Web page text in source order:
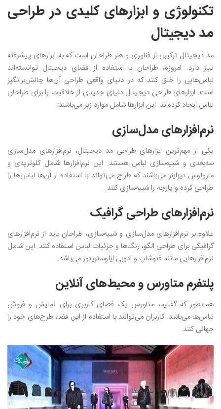
تکنولوژی و ابزارهای کلیدی در طراحی
مد دیجیتال
مد دیجیتال ترکیبی از فناوری و هنر طراحان است که به ابزارهای پیشرفته
نیاز دارد. امروزه، طراحان با استفاده از فضای دیجیتال توانسته‌اند
لباس‌هایی را خلق کنند که در دنیای واقعی طراحی آن‌ها چالش‌برانگیز
است. ابزارهای طراحی دیجیتال دنیای جدیدی از خلاقیت را برای طراحان
لباس ایجاد کرده‌اند. این ابزارها شامل موارد زیر می‌باشند:
نرم‌افزار‌های مدل‌سازی
یکی از مهم‌ترین ابزارهای طراحی مد دیجیتال، نرم‌افزار‌های مدل‌سازی
سه‌بعدی و شبیه‌سازی لباس هستند. این نرم‌افزارها شامل کلو‌تریدی و
مارولوس دیزاینر می‌باشند که طراح می‌تواند با استفاده از آن‌ها لباس‌ها را
طراحی کرده و پارچه را شبیه‌سازی کنند.
نرم‌افزار‌های طراحی گرافیک
علاوه بر نرم‌افزار‌های مدل‌سازی و شبیه‌سازی، طراحان باید از نرم‌افزارهای
گرافیکی برای طراحی الگو، رنگ‌ها و جزئیات لباس استفاده کنند. این شامل
نرم‌افزار‌هایی مانند فتوشاپ و ادوبی ایلوستریتور می‌باشد.
پلتفرم متاورس و محیط‌های آنلاین
همانطور که گفتیم، متاورس یک فضای کاربری برای نمایش و فروش
لباس‌ها می‌باشد. کاربران می‌توانند با استفاده از این فضا، طرح‌های خود را
جهانی کنند.